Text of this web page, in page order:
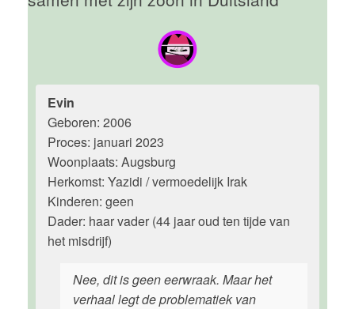
Evin
Geboren: 2006
Proces: januari 2023
Woonplaats: Augsburg
Herkomst: Yazidi / vermoedelijk Irak
Kinderen: geen
Dader: haar vader (44 jaar oud ten tijde van
het misdrijf)
Nee, dit is geen eerwraak. Maar het
verhaal legt de problematiek van